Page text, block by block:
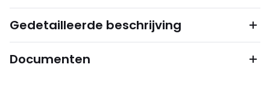
Gedetailleerde beschrijving
Documenten